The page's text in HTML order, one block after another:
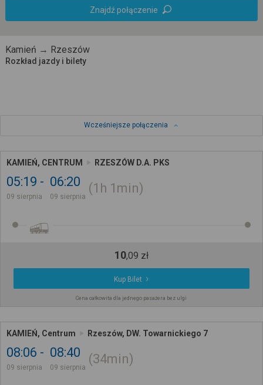
Znajdź połączenie
Kamień → Rzeszów
Rozkład jazdy i bilety
Wcześniejsze połączenia
KAMIEŃ, CENTRUM RZESZÓW D.A. PKS
05:19
09 sierpnia
06:20
09 sierpnia
1h 1min
10,09 zł
Kup Bilet
Cena całkowita dla jednego pasażera bez ulgi
KAMIEŃ, Centrum Rzeszów, DW. Towarnickiego 7
08:06
09 sierpnia
08:40
09 sierpnia
34min